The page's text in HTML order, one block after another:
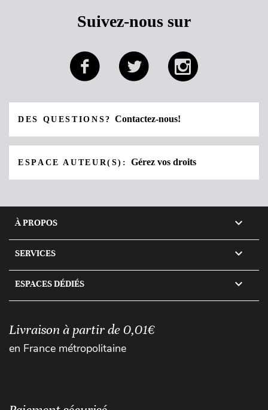
Suivez-nous sur
DES QUESTIONS?Contactez-nous!
ESPACE AUTEUR(S):Gérez vos droits
À PROPOS 
SERVICES 
ESPACES DÉDIÉS 
Livraison à partir de 0,01€
en France métropolitaine